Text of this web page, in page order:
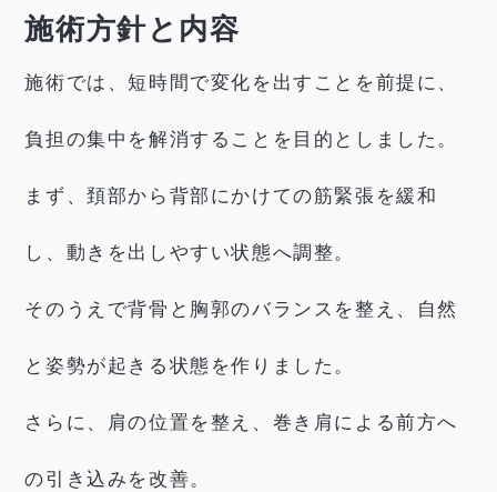
施術方針と内容
施術では、短時間で変化を出すことを前提に、
負担の集中を解消することを目的としました。
まず、頚部から背部にかけての筋緊張を緩和
し、動きを出しやすい状態へ調整。
そのうえで背骨と胸郭のバランスを整え、自然
と姿勢が起きる状態を作りました。
さらに、肩の位置を整え、巻き肩による前方へ
の引き込みを改善。